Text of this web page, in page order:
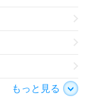
もっと見る